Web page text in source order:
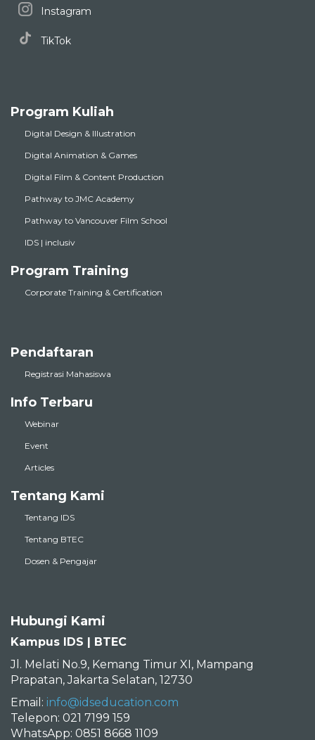
Instagram
TikTok
Program Kuliah
Digital Design & Illustration
Digital Animation & Games
Digital Film & Content Production
Pathway to JMC Academy
Pathway to Vancouver Film School
IDS | inclusiv
Program Training
Corporate Training & Certification
Pendaftaran
Registrasi Mahasiswa
Info Terbaru
Webinar
Event
Articles
Tentang Kami
Tentang IDS
Tentang BTEC
Dosen & Pengajar
Hubungi Kami
Kampus IDS | BTEC
Jl. Melati No.9, Kemang Timur XI, Mampang
Prapatan, Jakarta Selatan, 12730
Email: info@idseducation.com
Telepon: 021 7199 159
WhatsApp: 0851 8668 1109